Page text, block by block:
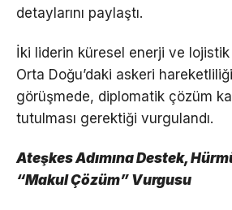
detaylarını paylaştı.
İki liderin küresel enerji ve lojistik
Orta Doğu’daki askeri
görüşmede, diplomatik çözüm
tutulması gerektiği vurgulandı.
Ateşkes Adımına Destek,
“Makul Çözüm” Vurgusu